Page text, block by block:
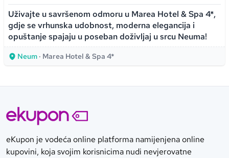
Uživajte u savršenom odmoru u Marea Hotel & Spa 4*,
gdje se vrhunska udobnost, moderna elegancija i
opuštanje spajaju u poseban doživljaj u srcu Neuma!
Neum · Marea Hotel & Spa 4*
eKupon je vodeća online platforma namijenjena online
kupovini, koja svojim korisnicima nudi nevjerovatne